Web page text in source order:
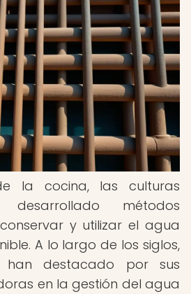
la cocina, las culturas
métodos
y utilizar el agua
A lo largo de los siglos,
destacado por sus
en la gestión del agua